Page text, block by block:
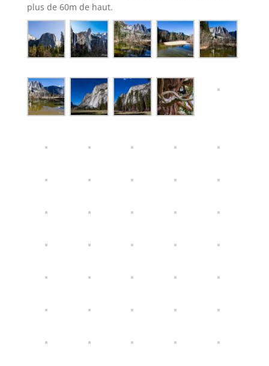
plus de 60m de haut.